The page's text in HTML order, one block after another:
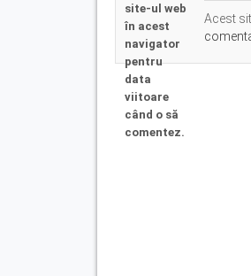
site-ul web
în acest
navigator
pentru
data
viitoare
când o să
comentez.
Acest